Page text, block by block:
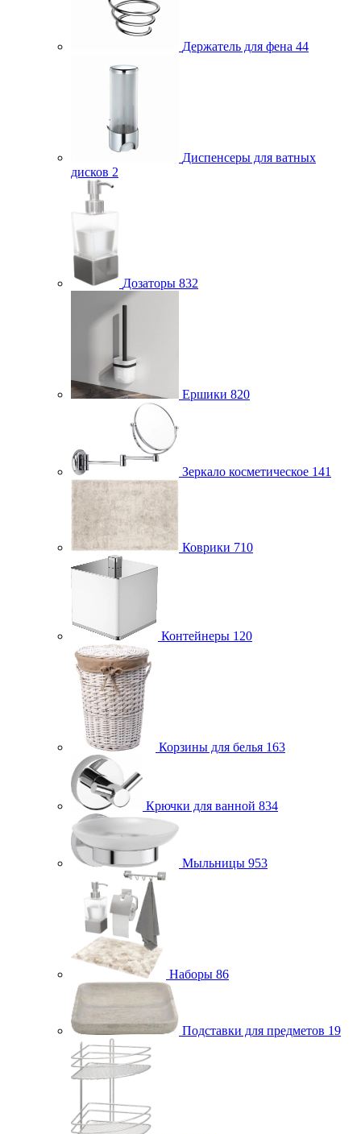
Держатель для фена 44
Диспенсеры для ватных
дисков 2
Дозаторы 832
Ершики 820
Зеркало косметическое 141
Коврики 710
Контейнеры 120
Корзины для белья 163
Крючки для ванной 834
Мыльницы 953
Наборы 86
Подставки для предметов 19